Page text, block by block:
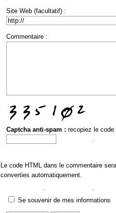
Site Web (facultatif) :
Commentaire :
Captcha anti-spam : recopiez le code
Le code HTML dans le commentaire
converties automatiquement.
Se souvenir de mes informations